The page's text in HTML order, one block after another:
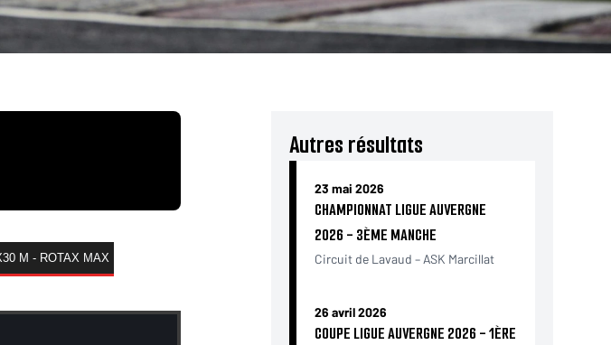
Autres résultats
23 mai 2026
CHAMPIONNAT LIGUE AUVERGNE
2026 - 3ÈME MANCHE
Circuit de Lavaud – ASK Marcillat
26 avril 2026
COUPE LIGUE AUVERGNE 2026 - 1ÈRE